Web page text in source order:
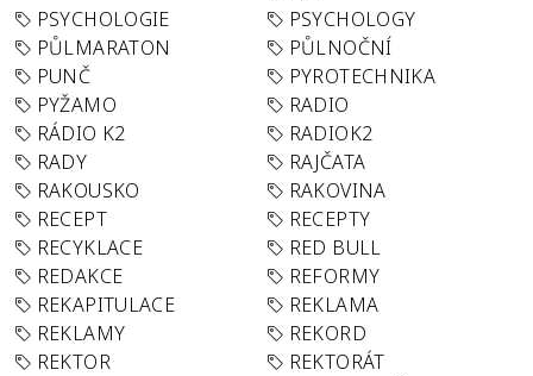
PSYCHOLOGIE
PSYCHOLOGY
PŮLMARATON
PŮLNOČNÍ
PUNČ
PYROTECHNIKA
PYŽAMO
RADIO
RÁDIO K2
RADIOK2
RADY
RAJČATA
RAKOUSKO
RAKOVINA
RECEPT
RECEPTY
RECYKLACE
RED BULL
REDAKCE
REFORMY
REKAPITULACE
REKLAMA
REKLAMY
REKORD
REKTOR
REKTORÁT